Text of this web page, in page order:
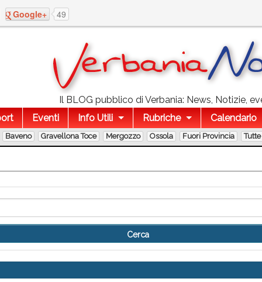
Google+ 49
Il BLOG pubblico di Verbania: News, Notizie,
Eventi Info Utili Rubriche Calendario
Baveno Gravellona Toce Mergozzo Ossola Fuori Provincia